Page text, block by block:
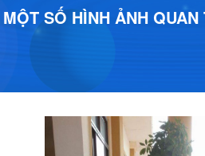
MỘT SỐ HÌNH ẢNH